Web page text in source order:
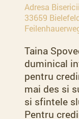
Adresa
33659
Taina
duminical
pentru
mai des si
si sfintele
Pentru